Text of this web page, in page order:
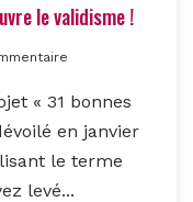
le validisme !
« 31 bonnes
en janvier
le terme
levé...